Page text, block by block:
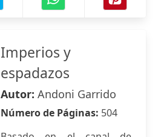
Imperios y
espadazos
Autor: Andoni Garrido
Número de Páginas: 504